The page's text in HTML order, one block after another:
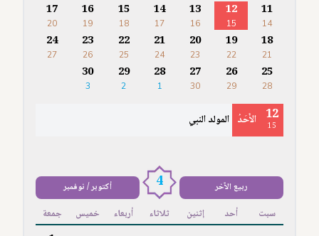
11
14
12
15
13
16
14
17
15
18
16
19
17
20
18
21
19
22
20
23
21
24
22
25
23
26
24
27
25
28
26
29
27
30
28
1
29
2
30
3
12
15 الأَحَدُ المولد النبي
ربيع الآخر 4 أكتوبر / نوفمبر
سبت أحد إثنين ثلاثاء أربعاء خميس جمعة